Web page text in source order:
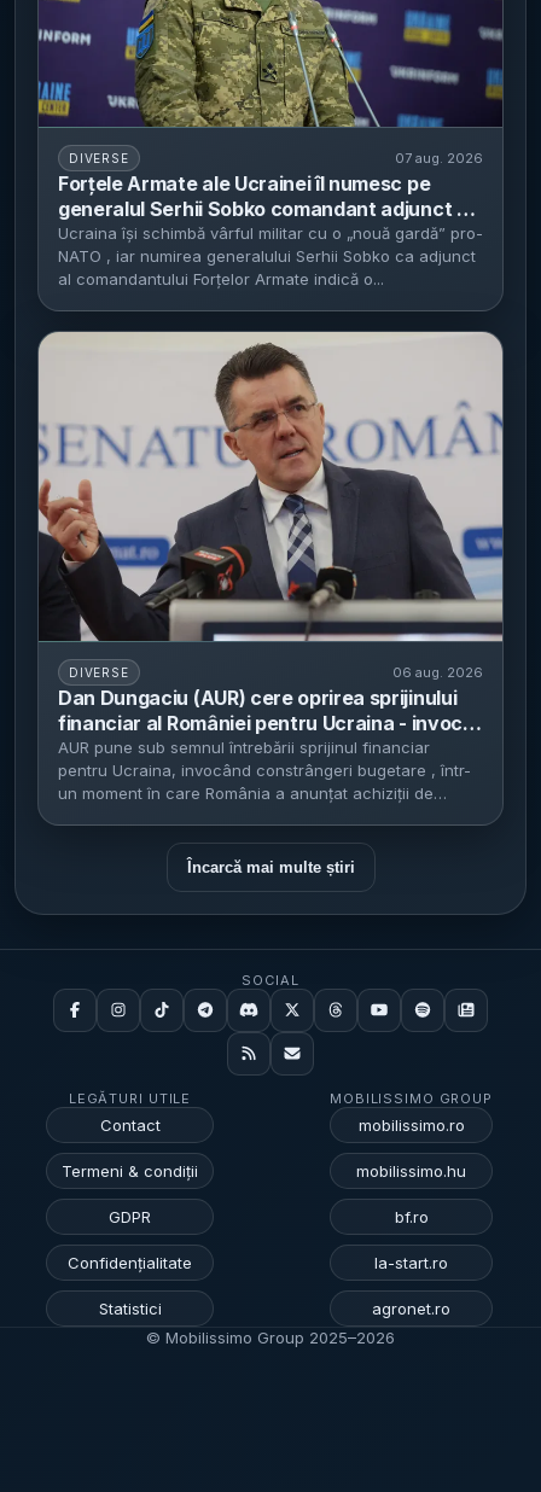
DIVERSE 07 aug. 2026
Forțele Armate ale Ucrainei îl numesc pe
generalul Serhii Sobko comandant adjunct -
Zelenski își consolidează „noua gardă” pro-
NATO în vârful armatei
Ucraina își schimbă vârful militar cu o „nouă gardă” pro-
NATO , iar numirea generalului Serhii Sobko ca adjunct
al comandantului Forțelor Armate indică o...
DIVERSE 06 aug. 2026
Dan Dungaciu (AUR) cere oprirea sprijinului
financiar al României pentru Ucraina - invocă
deficitele bugetare, dar susține acordurile
comerciale
AUR pune sub semnul întrebării sprijinul financiar
pentru Ucraina, invocând constrângeri bugetare , într-
un moment în care România a anunțat achiziții de
Încarcă mai multe știri
LEGĂTURI UTILE
Contact
Termeni & condiții
GDPR
Confidențialitate
Statistici
SOCIAL
MOBILISSIMO GROUP
mobilissimo.ro
mobilissimo.hu
bf.ro
la-start.ro
agronet.ro
© Mobilissimo Group 2025–2026